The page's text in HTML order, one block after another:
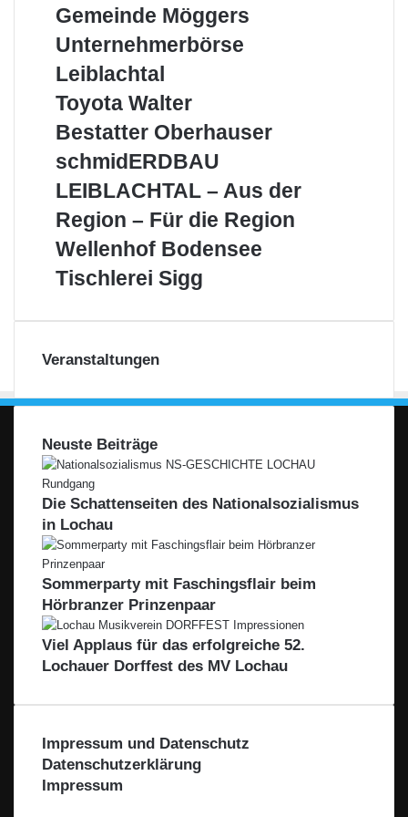
Leiblachtal
Gemeinde
Gemeinde Möggers
Unternehmerbörse
Unternehmerbörse
Leiblachtal
Toyota
Walter
Toyota Walter
Bestatter
Bestatter Oberhauser
schmidERDBAU
–
Aus
Region
–
Für
schmidERDBAU
LEIBLACHTAL – Aus der
Region – Für die Region
Wellenhof
Wellenhof Bodensee
Tischlerei
Tischlerei Sigg
Veranstaltungen
Neuste Beiträge
Die Schattenseiten des Nationalsozialismus
in Lochau
Sommerparty mit Faschingsflair beim
Hörbranzer Prinzenpaar
Viel Applaus für das erfolgreiche 52.
Lochauer Dorffest des MV Lochau
Impressum und Datenschutz
Datenschutzerklärung
Impressum